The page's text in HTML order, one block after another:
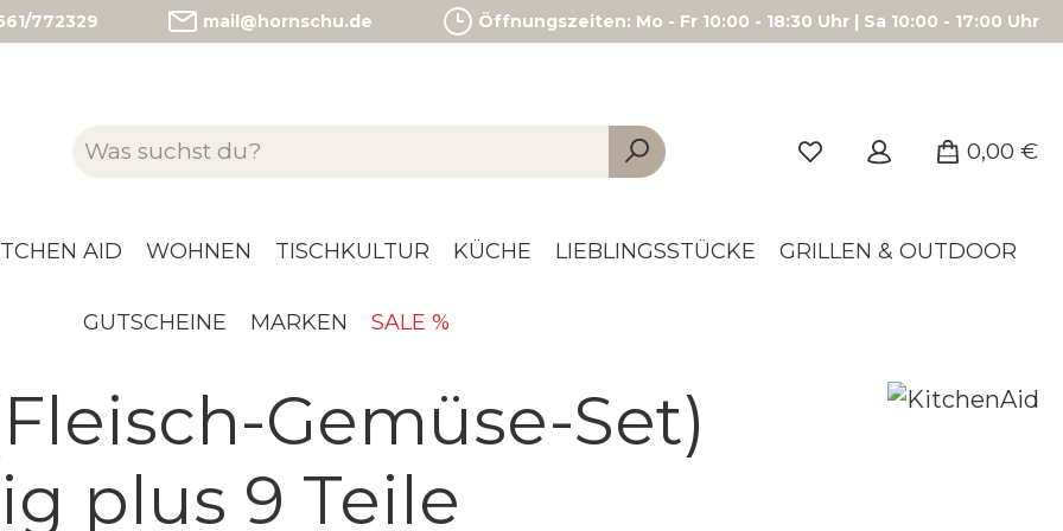
772329 mail@hornschu.de Öffnungszeiten: Mo - Fr 10:00 - 18:30 Uhr | Sa 10:00 - 17:00 Uhr
0,00 €
AID WOHNEN TISCHKULTUR KÜCHE LIEBLINGSSTÜCKE GRILLEN & OUTDOOR
GUTSCHEINE MARKEN SALE %
Gemüse-Set)
plus 9 Teile